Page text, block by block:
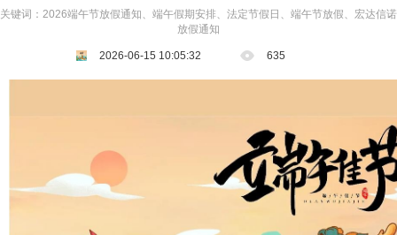
关键词：2026端午节放假通知、端午假期安排、法定节假日、端午节放假、宏达信诺
放假通知
2026-06-15 10:05:32 635